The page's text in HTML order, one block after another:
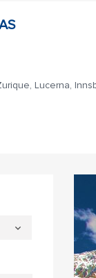
Lucerna,